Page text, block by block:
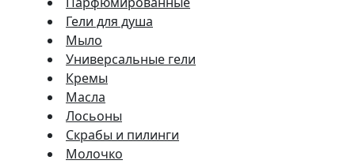
Гели для душа
Мыло
Универсальные гели
Кремы
Масла
Лосьоны
Скрабы и пилинги
Молочко